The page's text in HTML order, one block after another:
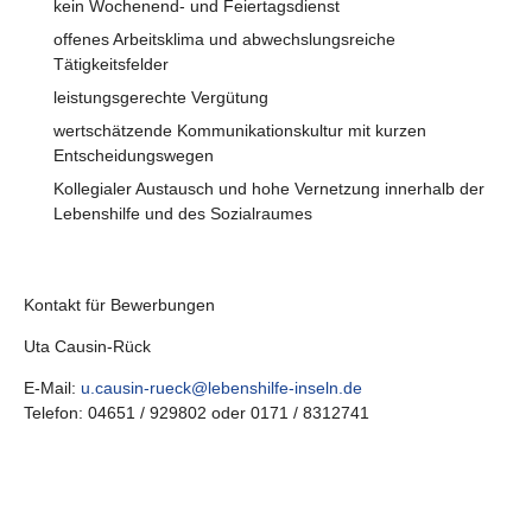
kein Wochenend- und Feiertagsdienst
offenes Arbeitsklima und abwechslungsreiche
Tätigkeitsfelder
leistungsgerechte Vergütung
wertschätzende Kommunikationskultur mit kurzen
Entscheidungswegen
Kollegialer Austausch und hohe Vernetzung innerhalb der
Lebenshilfe und des Sozialraumes
Kontakt für Bewerbungen
Uta Causin-Rück
E-Mail: u.causin-rueck@lebenshilfe-inseln.de
Telefon: 04651 / 929802 oder 0171 / 8312741